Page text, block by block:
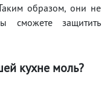
образом, они не
сможете защитить
кухне моль?